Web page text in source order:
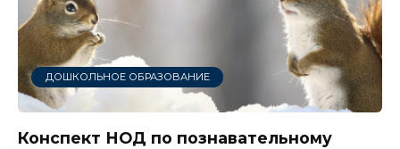
ДОШКОЛЬНОЕ ОБРАЗОВАНИЕ
Конспект НОД по познавательному